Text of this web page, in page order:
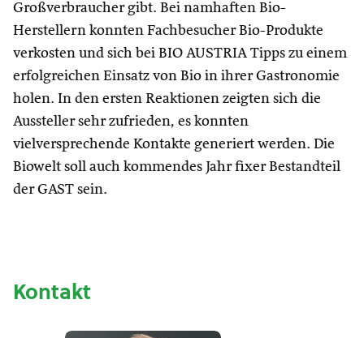
Großverbraucher gibt. Bei namhaften Bio-
Herstellern konnten Fachbesucher Bio-Produkte
verkosten und sich bei BIO AUSTRIA Tipps zu einem
erfolgreichen Einsatz von Bio in ihrer Gastronomie
holen. In den ersten Reaktionen zeigten sich die
Aussteller sehr zufrieden, es konnten
vielversprechende Kontakte generiert werden. Die
Biowelt soll auch kommendes Jahr fixer Bestandteil
der GAST sein.
Kontakt